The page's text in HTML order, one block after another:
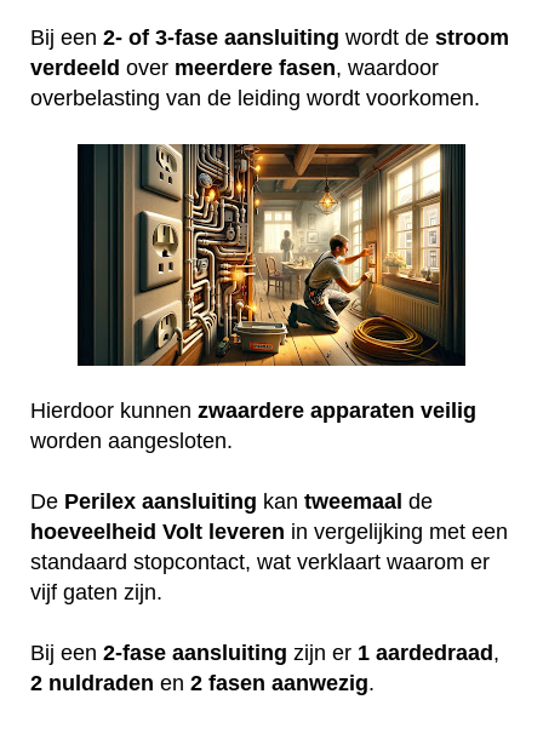
Bij een 2- of 3-fase aansluiting wordt de stroom
verdeeld over meerdere fasen, waardoor
overbelasting van de leiding wordt voorkomen.
Hierdoor kunnen zwaardere apparaten veilig
worden aangesloten.
De Perilex aansluiting kan tweemaal de
hoeveelheid Volt leveren in vergelijking met een
standaard stopcontact, wat verklaart waarom er
vijf gaten zijn.
Bij een 2-fase aansluiting zijn er 1 aardedraad,
2 nuldraden en 2 fasen aanwezig.